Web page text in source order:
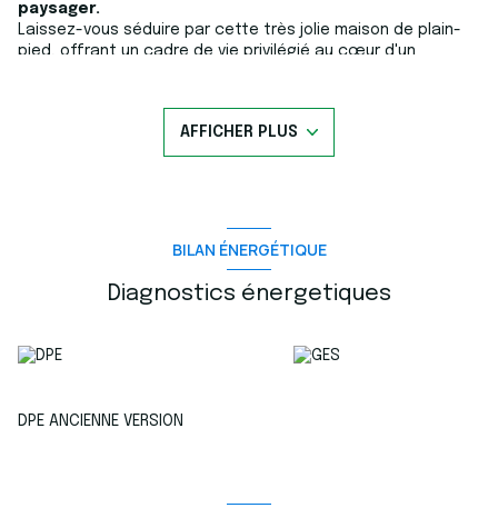
paysager.
Laissez-vous séduire par cette très jolie maison de plain-
pied, offrant un cadre de vie privilégié au cœur d'un
vestiaire. Le salon-séjour (équipé d'un poêle à granules),
baigné de lumière grâce à ses grandes baies vitrées
direct à une agréable terrasse couverte, idéale pour les
chambres situées sur l'arrière de la maison, partageant une
salle d'eau avec WC, ainsi qu'une suite parentale à l'avant
Un garage complète ce bien plein de charme, parfaitement
entretenu et niché dans un environnement verdoyant et
pour profiter pleinement de la douceur de vivre en toute
AFFICHER PLUS
BILAN ÉNERGÉTIQUE
Diagnostics énergetiques
DPE ANCIENNE VERSION